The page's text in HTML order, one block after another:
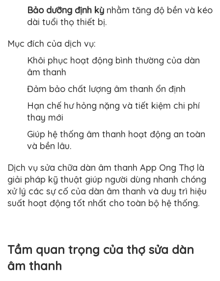
Bảo dưỡng định kỳ nhằm tăng độ bền và kéo
dài tuổi thọ thiết bị.
Mục đích của dịch vụ:
Khôi phục hoạt động bình thường của dàn
âm thanh
Đảm bảo chất lượng âm thanh ổn định
Hạn chế hư hỏng nặng và tiết kiệm chi phí
thay mới
Giúp hệ thống âm thanh hoạt động an toàn
và bền lâu.
Dịch vụ sửa chữa dàn âm thanh App Ong Thợ là
giải pháp kỹ thuật giúp người dùng nhanh chóng
xử lý các sự cố của dàn âm thanh và duy trì hiệu
suất hoạt động tốt nhất cho toàn bộ hệ thống.
Tầm quan trọng của thợ sửa dàn
âm thanh